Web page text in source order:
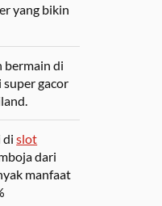
yang bikin
bermain di
super gacor
dislot
dari
manfaat